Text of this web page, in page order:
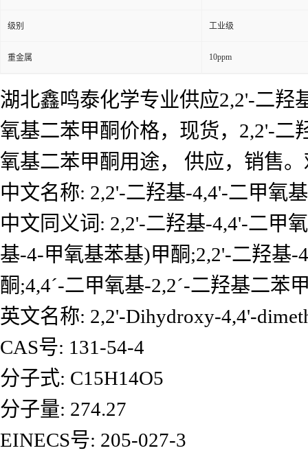
级别 工业级
重金属 10ppm
湖北鑫鸣泰化学专业供应2,2'-二羟
氧基二苯甲酮价格，现货，2,2'-二
氧基二苯甲酮用途， 供应，销售
中文名称: 2,2'-二羟基-4,4'-二甲氧
中文同义词: 2,2'-二羟基-4,4'-二甲
基-4-甲氧基苯基)甲酮;2,2'-二羟基-
酮;4,4ˊ-二甲氧基-2,2ˊ-二羟基二苯
英文名称: 2,2'-Dihydroxy-4,4'-
CAS号: 131-54-4
分子式: C15H14O5
分子量: 274.27
EINECS号: 205-027-3